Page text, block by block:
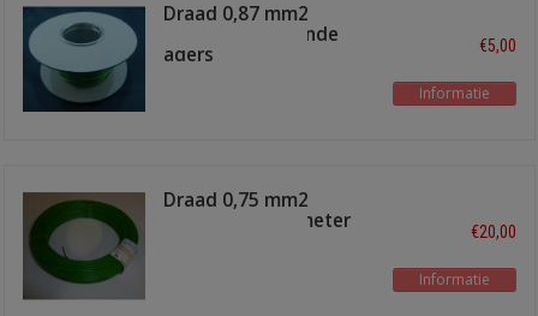
Draad 0,87 mm2
lichtgroen, vertinde
aders
€5,00
Informatie
Draad 0,75 mm2
lichtgroen 100 meter
€20,00
Informatie